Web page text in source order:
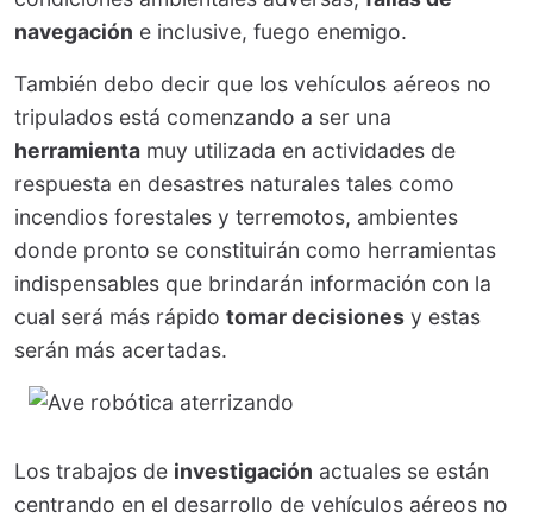
navegación e inclusive, fuego enemigo.
También debo decir que los vehículos aéreos no
tripulados está comenzando a ser una
herramienta muy utilizada en actividades de
respuesta en desastres naturales tales como
incendios forestales y terremotos, ambientes
donde pronto se constituirán como herramientas
indispensables que brindarán información con la
cual será más rápido tomar decisiones y estas
serán más acertadas.
Los trabajos de investigación actuales se están
centrando en el desarrollo de vehículos aéreos no